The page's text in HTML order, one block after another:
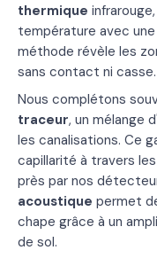
thermique
température avec
méthode révèle les
sans contact ni casse.
Nous complétons
traceur, un mélange
les canalisations. Ce
capillarité à travers
près par nos
acoustique permet
chape grâce à un
de sol.